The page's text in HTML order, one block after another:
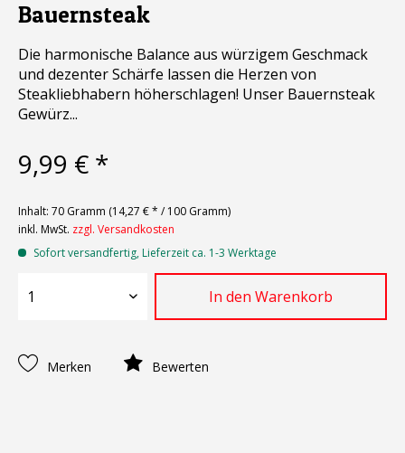
Bauernsteak
Die harmonische Balance aus würzigem Geschmack
und dezenter Schärfe lassen die Herzen von
Steakliebhabern höherschlagen! Unser Bauernsteak
Gewürz...
9,99 € *
Inhalt: 70 Gramm (14,27 € * / 100 Gramm)
inkl. MwSt. zzgl. Versandkosten
Sofort versandfertig, Lieferzeit ca. 1-3 Werktage
In den Warenkorb
Merken Bewerten